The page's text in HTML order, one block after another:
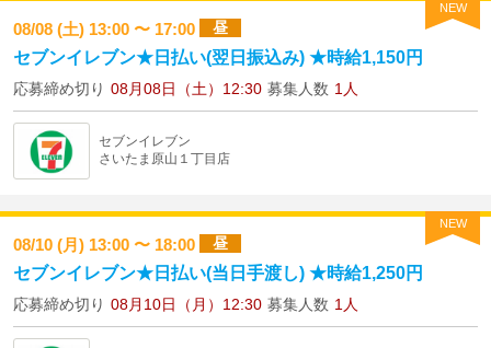
NEW
08/08 (土) 13:00 〜 17:00 昼
セブンイレブン★日払い(翌日振込み) ★時給1,150円
応募締め切り 08月08日（土）12:30 募集人数 1人
セブンイレブン
さいたま原山１丁目店
NEW
08/10 (月) 13:00 〜 18:00 昼
セブンイレブン★日払い(当日手渡し) ★時給1,250円
応募締め切り 08月10日（月）12:30 募集人数 1人